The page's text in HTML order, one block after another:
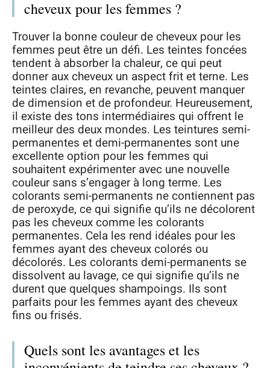
cheveux pour les femmes ?
Trouver la bonne couleur de cheveux pour les
femmes peut être un défi. Les teintes foncées
tendent à absorber la chaleur, ce qui peut
donner aux cheveux un aspect frit et terne. Les
teintes claires, en revanche, peuvent manquer
de dimension et de profondeur. Heureusement,
il existe des tons intermédiaires qui offrent le
meilleur des deux mondes. Les teintures semi-
permanentes et demi-permanentes sont une
excellente option pour les femmes qui
souhaitent expérimenter avec une nouvelle
couleur sans s’engager à long terme. Les
colorants semi-permanents ne contiennent pas
de peroxyde, ce qui signifie qu’ils ne décolorent
pas les cheveux comme les colorants
permanentes. Cela les rend idéales pour les
femmes ayant des cheveux colorés ou
décolorés. Les colorants demi-permanents se
dissolvent au lavage, ce qui signifie qu’ils ne
durent que quelques shampoings. Ils sont
parfaits pour les femmes ayant des cheveux
fins ou frisés.
Quels sont les avantages et les